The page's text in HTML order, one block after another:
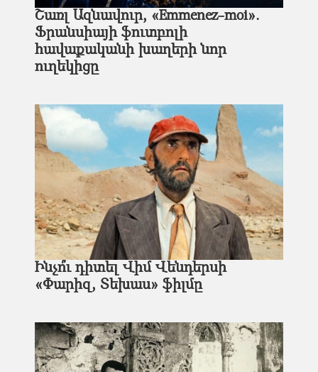
Շառլ Ազնավուր, «Emmenez-moi».
Ֆրանսիայի ֆուտբոլի
հավաքականի խաղերի նոր
ուղեկիցը
Ինչո՞ւ դիտել Վիմ Վենդերսի
«Փարիզ, Տեխաս» ֆիլմը